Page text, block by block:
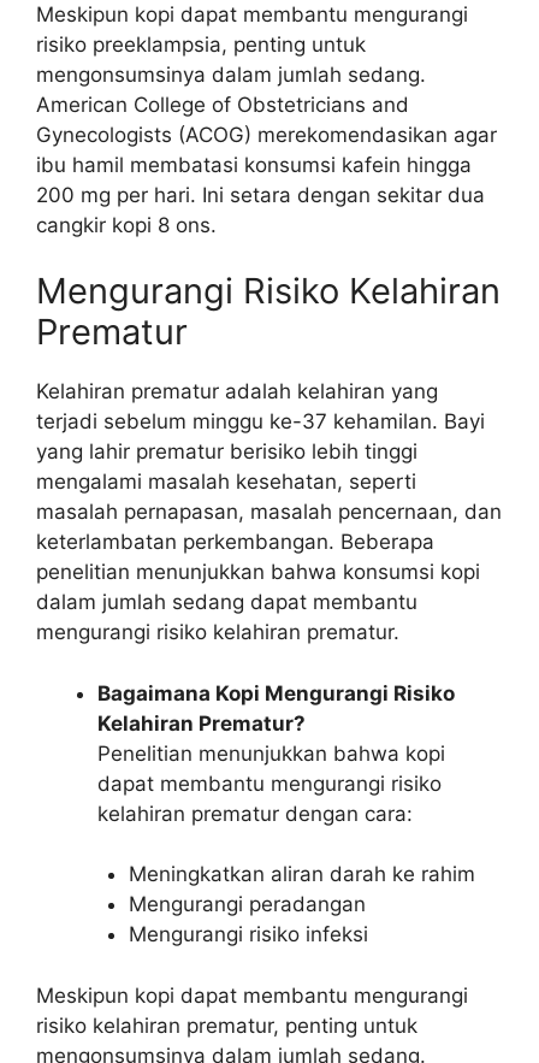
Meskipun kopi dapat membantu mengurangi
risiko preeklampsia, penting untuk
mengonsumsinya dalam jumlah sedang.
American College of Obstetricians and
Gynecologists (ACOG) merekomendasikan agar
ibu hamil membatasi konsumsi kafein hingga
200 mg per hari. Ini setara dengan sekitar dua
cangkir kopi 8 ons.
Mengurangi Risiko Kelahiran
Prematur
Kelahiran prematur adalah kelahiran yang
terjadi sebelum minggu ke-37 kehamilan. Bayi
yang lahir prematur berisiko lebih tinggi
mengalami masalah kesehatan, seperti
masalah pernapasan, masalah pencernaan, dan
keterlambatan perkembangan. Beberapa
penelitian menunjukkan bahwa konsumsi kopi
dalam jumlah sedang dapat membantu
mengurangi risiko kelahiran prematur.
Bagaimana Kopi Mengurangi Risiko
Kelahiran Prematur?
Penelitian menunjukkan bahwa kopi
dapat membantu mengurangi risiko
kelahiran prematur dengan cara:
Meningkatkan aliran darah ke rahim
Mengurangi peradangan
Mengurangi risiko infeksi
Meskipun kopi dapat membantu mengurangi
risiko kelahiran prematur, penting untuk
mengonsumsinya dalam jumlah sedang.